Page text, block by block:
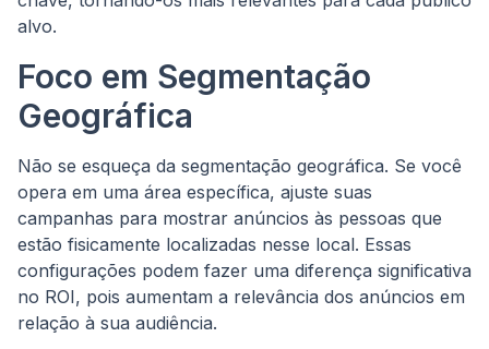
alvo.
Foco em Segmentação
Geográfica
Não se esqueça da segmentação geográfica. Se você
opera em uma área específica, ajuste suas
campanhas para mostrar anúncios às pessoas que
estão fisicamente localizadas nesse local. Essas
configurações podem fazer uma diferença significativa
no ROI, pois aumentam a relevância dos anúncios em
relação à sua audiência.